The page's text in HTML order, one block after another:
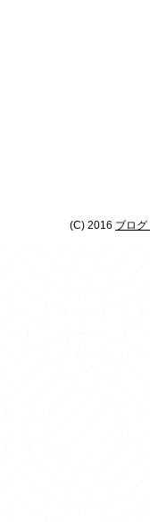
(C) 2016 ブロ